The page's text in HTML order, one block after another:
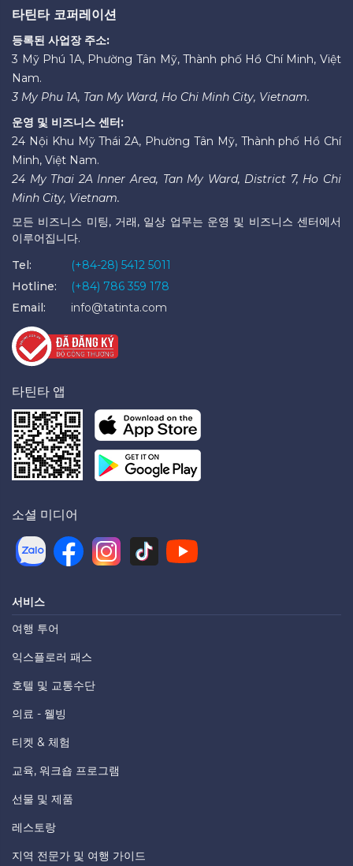
타틴타 코퍼레이션
등록된 사업장 주소:
3 Mỹ Phú 1A, Phường Tân Mỹ, Thành phố Hồ Chí Minh, Việt
Nam.
3 My Phu 1A, Tan My Ward, Ho Chi Minh City, Vietnam.
운영 및 비즈니스 센터:
24 Nội Khu Mỹ Thái 2A, Phường Tân Mỹ, Thành phố Hồ Chí
Minh, Việt Nam.
24 My Thai 2A Inner Area, Tan My Ward, District 7, Ho Chi
Minh City, Vietnam.
모든 비즈니스 미팅, 거래, 일상 업무는 운영 및 비즈니스 센터에서
이루어집니다.
Tel:
(+84-28) 5412 5011
Hotline:
(+84) 786 359 178
Email:
info@tatinta.com
타틴타 앱
소셜 미디어
서비스
여행 투어
익스플로러 패스
호텔 및 교통수단
의료 - 웰빙
티켓 & 체험
교육, 워크숍 프로그램
선물 및 제품
레스토랑
지역 전문가 및 여행 가이드